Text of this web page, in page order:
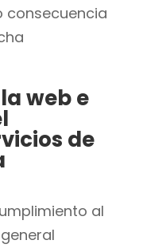
consecuencia
web e
de
al